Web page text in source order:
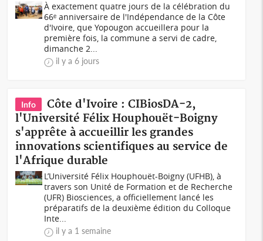
À exactement quatre jours de la célébration du
66ᵉ anniversaire de l'Indépendance de la Côte
d'Ivoire, que Yopougon accueillera pour la
première fois, la commune a servi de cadre,
dimanche 2...
il y a 6 jours
Info
Côte d'Ivoire : CIBiosDA-2,
l'Université Félix Houphouët-Boigny
s'apprête à accueillir les grandes
innovations scientifiques au service de
l'Afrique durable
L’Université Félix Houphouët-Boigny (UFHB), à
travers son Unité de Formation et de Recherche
(UFR) Biosciences, a officiellement lancé les
préparatifs de la deuxième édition du Colloque
Inte...
il y a 1 semaine